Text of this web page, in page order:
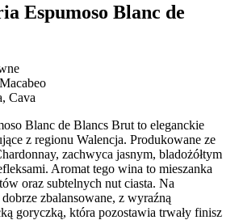
Espumoso Blanc de
Cava
Blanc de Blancs Brut to eleganckie
z regionu Walencja. Produkowane ze
zachwyca jasnym, bladożółtym
Aromat tego wina to mieszanka
oraz subtelnych nut ciasta. Na
zbalansowane, z wyraźną
goryczką, która pozostawia trwały finisz